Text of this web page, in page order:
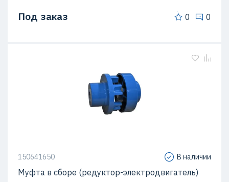
Под заказ 0 0
150641650 В наличии
Муфта в сборе (редуктор-электродвигатель)